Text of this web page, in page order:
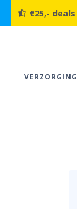
€25,- deals
VERZORGING